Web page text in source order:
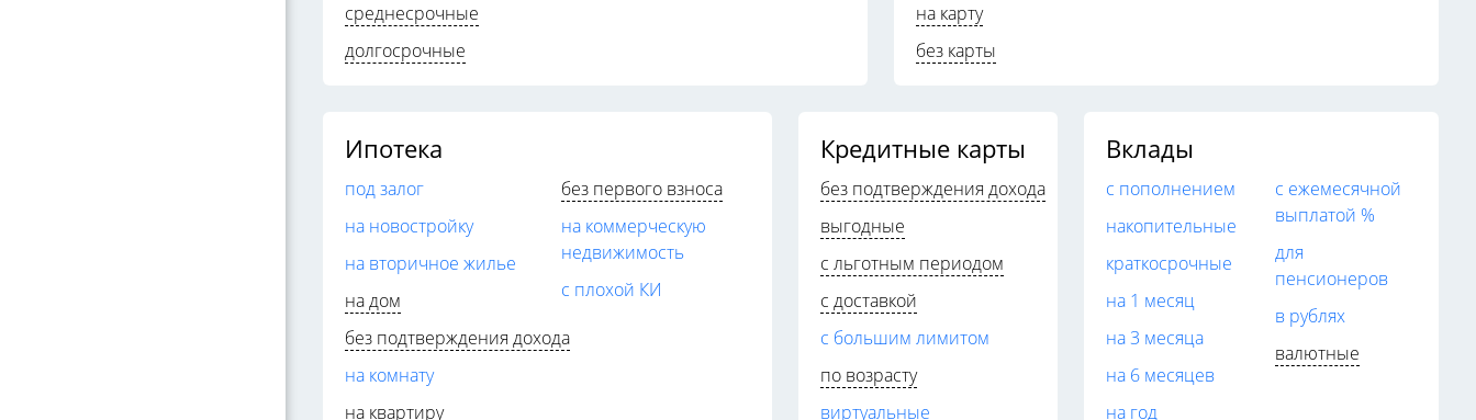
среднесрочные
долгосрочные
на карту
без карты
Кредитные карты
без подтверждения дохода
выгодные
с льготным периодом
с доставкой
с большим лимитом
по возрасту
виртуальные
Ипотека
под залог
на новостройку
на вторичное жилье
на дом
без подтверждения дохода
на комнату
на квартиру
без первого взноса
на коммерческую
недвижимость
с плохой КИ
Вклады
с пополнением
накопительные
краткосрочные
на 1 месяц
на 3 месяца
на 6 месяцев
на год
с ежемесячной
выплатой %
для
пенсионеров
в рублях
валютные